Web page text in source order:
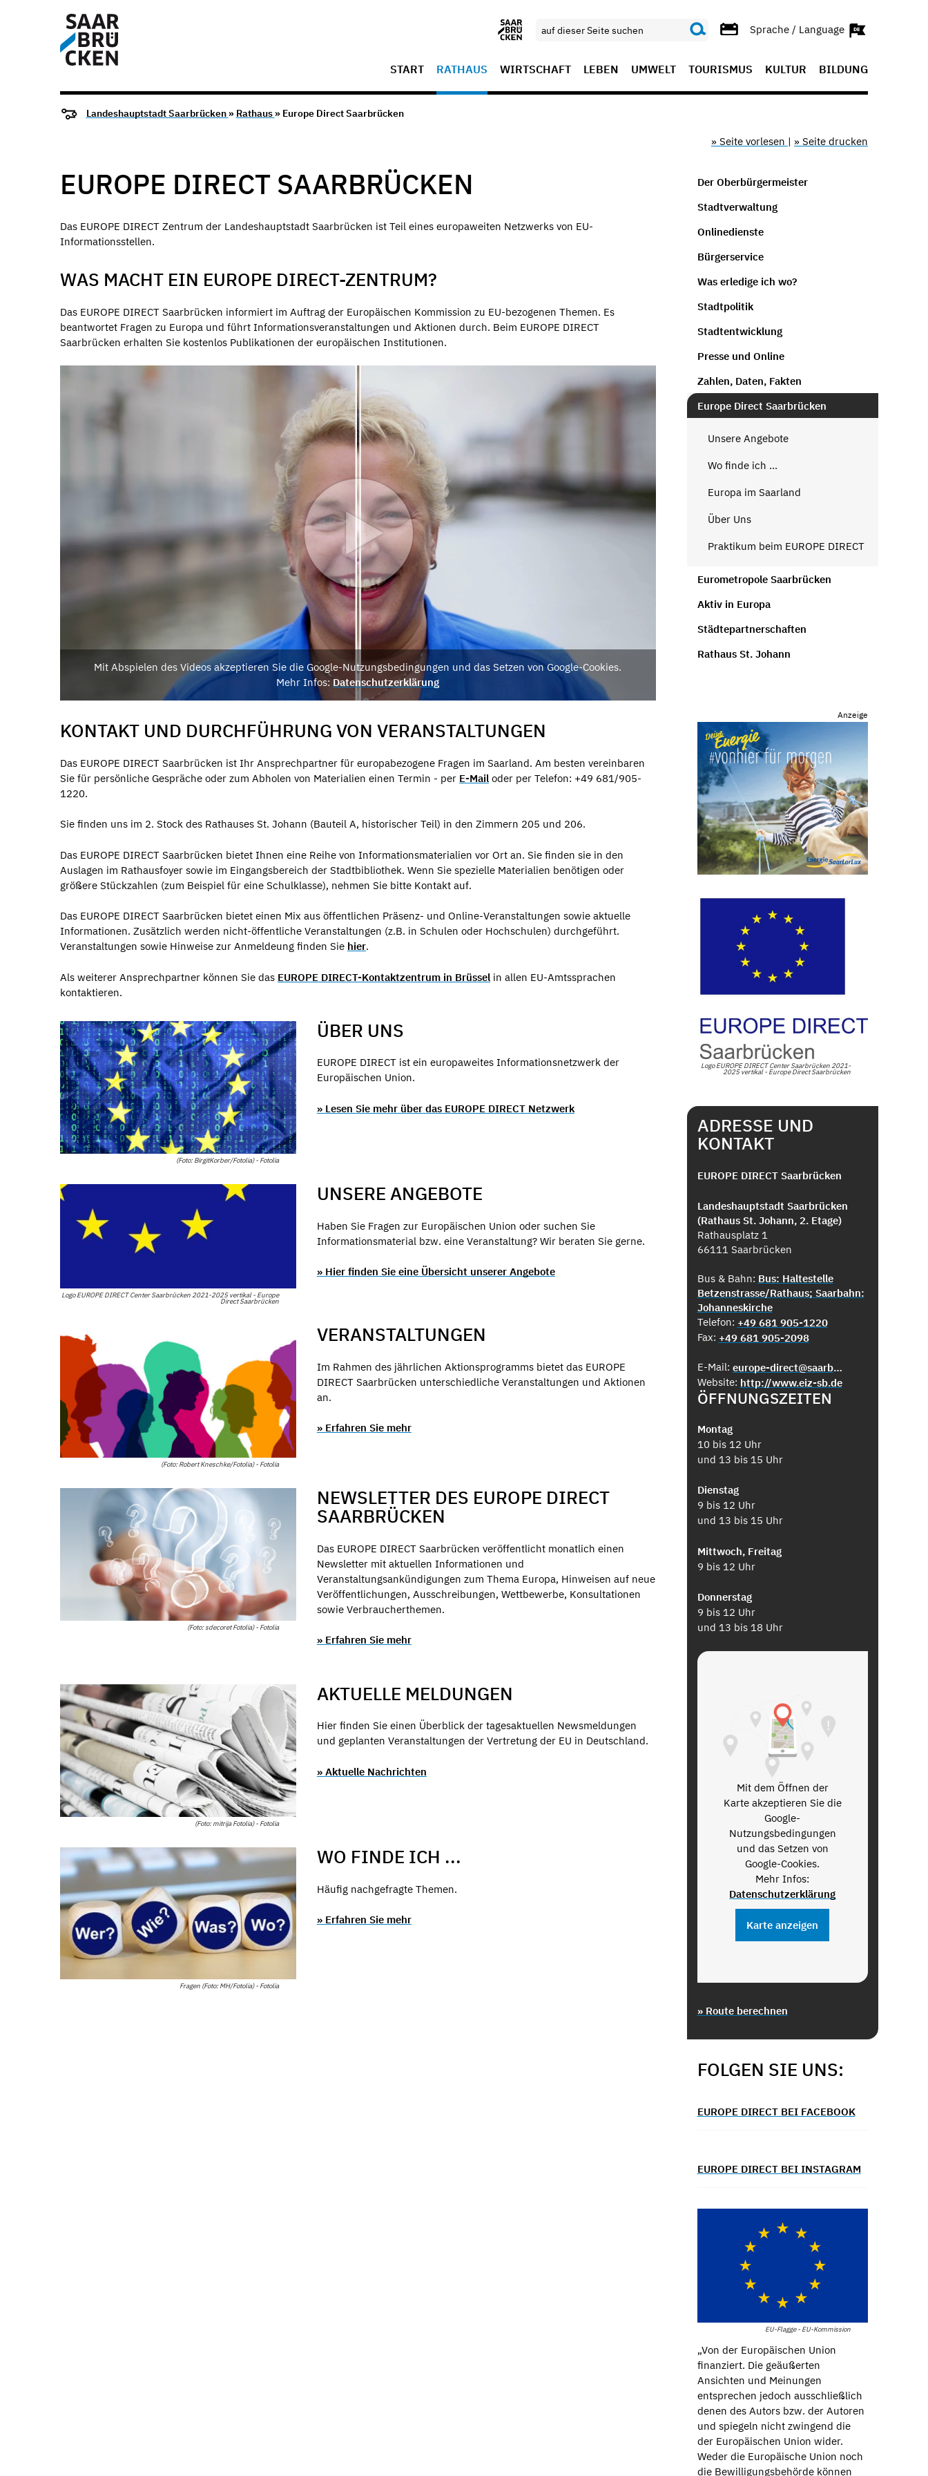
Sprache / Language
START RATHAUS WIRTSCHAFT LEBEN UMWELT TOURISMUS KULTUR BILDUNG
Landeshauptstadt Saarbrücken » Rathaus » Europe Direct Saarbrücken
» Seite vorlesen | » Seite drucken
EUROPE DIRECT SAARBRÜCKEN
Das EUROPE DIRECT Zentrum der Landeshauptstadt Saarbrücken ist Teil eines europaweiten Netzwerks von EU-
Informationsstellen.
WAS MACHT EIN EUROPE DIRECT-ZENTRUM?
Das EUROPE DIRECT Saarbrücken informiert im Auftrag der Europäischen Kommission zu EU-bezogenen Themen. Es
beantwortet Fragen zu Europa und führt Informationsveranstaltungen und Aktionen durch. Beim EUROPE DIRECT
Saarbrücken erhalten Sie kostenlos Publikationen der europäischen Institutionen.
Mit Abspielen des Videos akzeptieren Sie die Google-Nutzungsbedingungen und das Setzen von Google-Cookies.
Mehr Infos: Datenschutzerklärung
KONTAKT UND DURCHFÜHRUNG VON VERANSTALTUNGEN
Das EUROPE DIRECT Saarbrücken ist Ihr Ansprechpartner für europabezogene Fragen im Saarland. Am besten vereinbaren
Sie für persönliche Gespräche oder zum Abholen von Materialien einen Termin - per E-Mail oder per Telefon: +49 681/905-
1220.
Sie finden uns im 2. Stock des Rathauses St. Johann (Bauteil A, historischer Teil) in den Zimmern 205 und 206.
Das EUROPE DIRECT Saarbrücken bietet Ihnen eine Reihe von Informationsmaterialien vor Ort an. Sie finden sie in den
Auslagen im Rathausfoyer sowie im Eingangsbereich der Stadtbibliothek. Wenn Sie spezielle Materialien benötigen oder
größere Stückzahlen (zum Beispiel für eine Schulklasse), nehmen Sie bitte Kontakt auf.
Das EUROPE DIRECT Saarbrücken bietet einen Mix aus öffentlichen Präsenz- und Online-Veranstaltungen sowie aktuelle
Informationen. Zusätzlich werden nicht-öffentliche Veranstaltungen (z.B. in Schulen oder Hochschulen) durchgeführt.
Veranstaltungen sowie Hinweise zur Anmeldeung finden Sie hier.
Als weiterer Ansprechpartner können Sie das EUROPE DIRECT-Kontaktzentrum in Brüssel in allen EU-Amtssprachen
kontaktieren.
(Foto: BirgitKorber/Fotolia) - Fotolia
ÜBER UNS
EUROPE DIRECT ist ein europaweites Informationsnetzwerk der
Europäischen Union.
» Lesen Sie mehr über das EUROPE DIRECT Netzwerk
Logo EUROPE DIRECT Center Saarbrücken 2021-2025 vertikal - Europe
Direct Saarbrücken
UNSERE ANGEBOTE
Haben Sie Fragen zur Europäischen Union oder suchen Sie
Informationsmaterial bzw. eine Veranstaltung? Wir beraten Sie gerne.
» Hier finden Sie eine Übersicht unserer Angebote
(Foto: Robert Kneschke/Fotolia) - Fotolia
VERANSTALTUNGEN
Im Rahmen des jährlichen Aktionsprogramms bietet das EUROPE
DIRECT Saarbrücken unterschiedliche Veranstaltungen und Aktionen
an.
» Erfahren Sie mehr
(Foto: sdecoret Fotolia) - Fotolia
NEWSLETTER DES EUROPE DIRECT
SAARBRÜCKEN
Das EUROPE DIRECT Saarbrücken veröffentlicht monatlich einen
Newsletter mit aktuellen Informationen und
Veranstaltungsankündigungen zum Thema Europa, Hinweisen auf neue
Veröffentlichungen, Ausschreibungen, Wettbewerbe, Konsultationen
sowie Verbraucherthemen.
» Erfahren Sie mehr
(Foto: mitrija Fotolia) - Fotolia
AKTUELLE MELDUNGEN
Hier finden Sie einen Überblick der tagesaktuellen Newsmeldungen
und geplanten Veranstaltungen der Vertretung der EU in Deutschland.
» Aktuelle Nachrichten
Fragen (Foto: MH/Fotolia) - Fotolia
WO FINDE ICH ...
Häufig nachgefragte Themen.
» Erfahren Sie mehr
Der Oberbürgermeister
Stadtverwaltung
Onlinedienste
Bürgerservice
Was erledige ich wo?
Stadtpolitik
Stadtentwicklung
Presse und Online
Zahlen, Daten, Fakten
Europe Direct Saarbrücken
Unsere Angebote
Wo finde ich ...
Europa im Saarland
Über Uns
Praktikum beim EUROPE DIRECT
Eurometropole Saarbrücken
Aktiv in Europa
Städtepartnerschaften
Rathaus St. Johann
Anzeige
Logo EUROPE DIRECT Center Saarbrücken 2021-
2025 vertikal - Europe Direct Saarbrücken
ADRESSE UND
KONTAKT
EUROPE DIRECT Saarbrücken
Landeshauptstadt Saarbrücken
(Rathaus St. Johann, 2. Etage)
Rathausplatz 1
66111 Saarbrücken
Bus & Bahn: Bus: Haltestelle
Betzenstrasse/Rathaus; Saarbahn:
Johanneskirche
Telefon: +49 681 905-1220
Fax: +49 681 905-2098
E-Mail:
europe-direct@saarbruecken.de
Website: http://www.eiz-sb.de
ÖFFNUNGSZEITEN
Montag
10 bis 12 Uhr
und 13 bis 15 Uhr
Dienstag
9 bis 12 Uhr
und 13 bis 15 Uhr
Mittwoch, Freitag
9 bis 12 Uhr
Donnerstag
9 bis 12 Uhr
und 13 bis 18 Uhr
Mit dem Öffnen der
Karte akzeptieren Sie die
Google-
Nutzungsbedingungen
und das Setzen von
Google-Cookies.
Mehr Infos:
Datenschutzerklärung
Karte anzeigen
» Route berechnen
FOLGEN SIE UNS:
EUROPE DIRECT BEI FACEBOOK
EUROPE DIRECT BEI INSTAGRAM
EU-Flagge - EU-Kommission
„Von der Europäischen Union
finanziert. Die geäußerten
Ansichten und Meinungen
entsprechen jedoch ausschließlich
denen des Autors bzw. der Autoren
und spiegeln nicht zwingend die
der Europäischen Union wider.
Weder die Europäische Union noch
die Bewilligungsbehörde können